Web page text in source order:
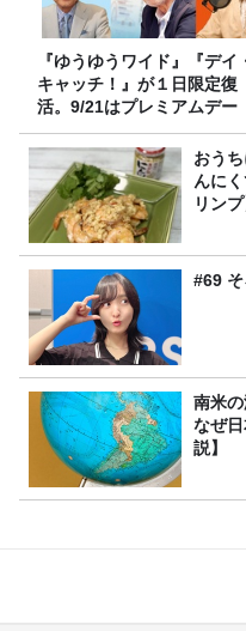
『ゆうゆうワイド』『デイ
キャッチ！』が１日限定復
活。9/21はプレミアムデー
おう
んに
リン
#69 そ
南米
なぜ
説】